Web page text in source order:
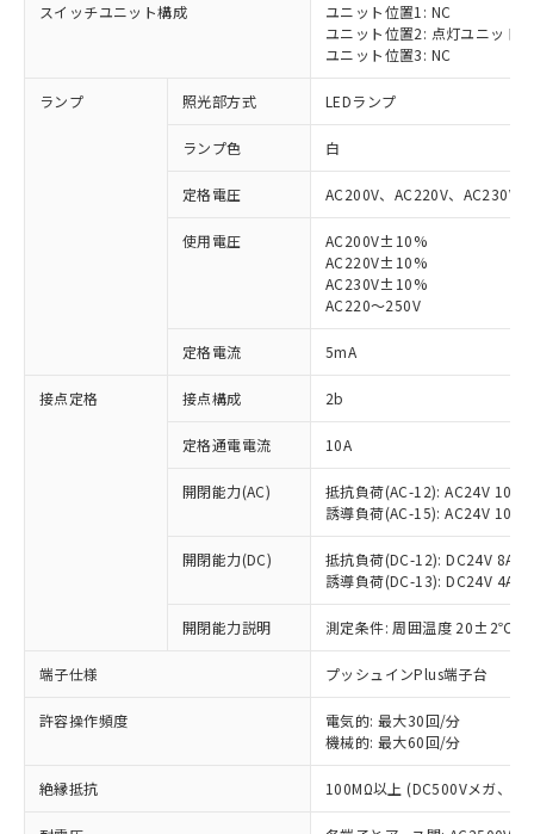
スイッチユニット構成
ユニット位置1: NC
ユニット位置2: 点灯ユニット
ユニット位置3: NC
ランプ 照光部方式 LEDランプ
ランプ色 白
定格電圧 AC200V、AC220V、AC230V
使用電圧
AC200V±10%
AC220V±10%
AC230V±10%
AC220～250V
定格電流 5mA
接点定格 接点構成 2b
定格通電電流 10A
開閉能力(AC)
抵抗負荷(AC-12): AC24V 10A/
誘導負荷(AC-15): AC24V
開閉能力(DC)
抵抗負荷(DC-12): DC24V 8A/
誘導負荷(DC-13): DC24V 4A/
開閉能力説明 測定条件: 周囲温度 20±2℃、
端子仕様 プッシュインPlus端子台
許容操作頻度
電気的: 最大30回/分
機械的: 最大60回/分
絶縁抵抗 100MΩ以上 (DC500Vメガ、点
以下の条件をお読みいただき、同意のうえ
本サービスは、当社制御機器事業取扱
商品の当社在庫状況および標準価格
(税抜)を提供させていただくもので
本サービスの対象外となる商品もある
ことをご了承ください。
在庫状況および標準価格照会結果は、
記載している更新日時点での社内デー
タに基づき作成されるものであり、閲
覧された時点での実際の在庫および標
対応済み：EU RoHS指令（10物質）の
非含有に対応した製品が提供可能な商品で
対応予定：EU RoHS指令（10物質）の非含
有に対応した製品に切り替える予定のある
対応予定なし：EU RoHS指令（10物質）の
非含有に非対応の商品で、対応品を出す予
調査・確認中：EU RoHS指令（10物質）の
非含有の対応状況を調査中または確認中の
非該当品：ライセンス料など無形物で、有
害物質有無と関係のない商品です。
仕入先様の事情により、非含有部品として
いたものが、含有品と判明した場合などや
むを得ず変更することがあります。
鉛(Pb) 1000ppm以下、 水銀(Hg) 1000ppm以下、 カド
六価クロム(Cr(Ⅵ)) 1000ppm以下、ポリ臭化ビフェニル
※1 中国RoHS○×表
「○」：最大均質材料含有率が中国RoHSの
基準値以下であることを示します。
「×」：最大均質材料含有率が中国RoHSの
基準値を超えていることを示します。
「－」：未確認です。当社販売部門へお問
*中国RoHS10物質の基準値 (GB/T26572)：
Pb(鉛) :1000ppm、 Hg(水銀) : 1000ppm、 Cd(カドミウ
当社は、これら貴社製品のうち、外国
為替および外国貿易法に定める商品
（以下｢規制貨物等」という）を輸出
または国外への提供する場合は、日本
国政府の輸出許可(または役務取引許
可)を取得するなどの必要な手続きを